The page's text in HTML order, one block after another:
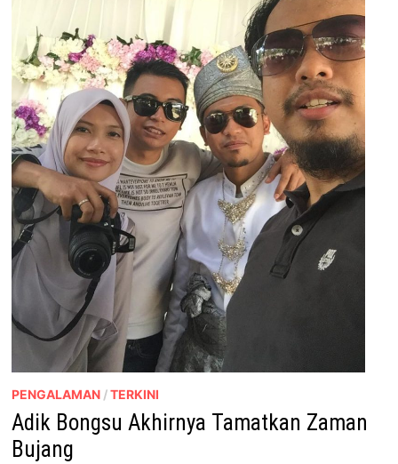
PENGALAMAN /TERKINI
Adik Bongsu Akhirnya Tamatkan Zaman
Bujang